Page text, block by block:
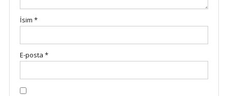
İsim *
E-posta *